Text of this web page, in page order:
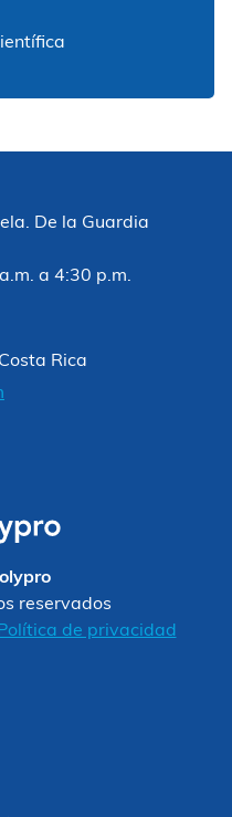
De la Guardia
a 4:30 p.m.
Rica
reservados
Política de privacidad